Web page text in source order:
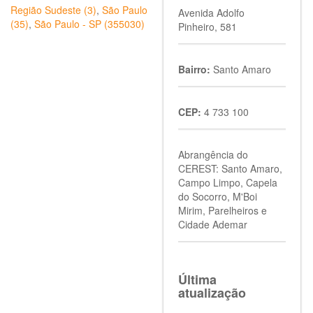
Região Sudeste (3), São Paulo
(35), São Paulo - SP (355030)
Avenida Adolfo
Pinheiro, 581
Bairro: Santo Amaro
CEP: 4 733 100
Abrangência do
CEREST: Santo Amaro,
Campo Limpo, Capela
do Socorro, M'Boi
Mirim, Parelheiros e
Cidade Ademar
Última
atualização